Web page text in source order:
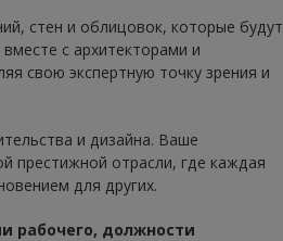
стен и облицовок, которые будут
с архитекторами и
свою экспертную точку зрения и
и дизайна. Ваше
престижной отрасли, где каждая
для других.
рабочего, должности